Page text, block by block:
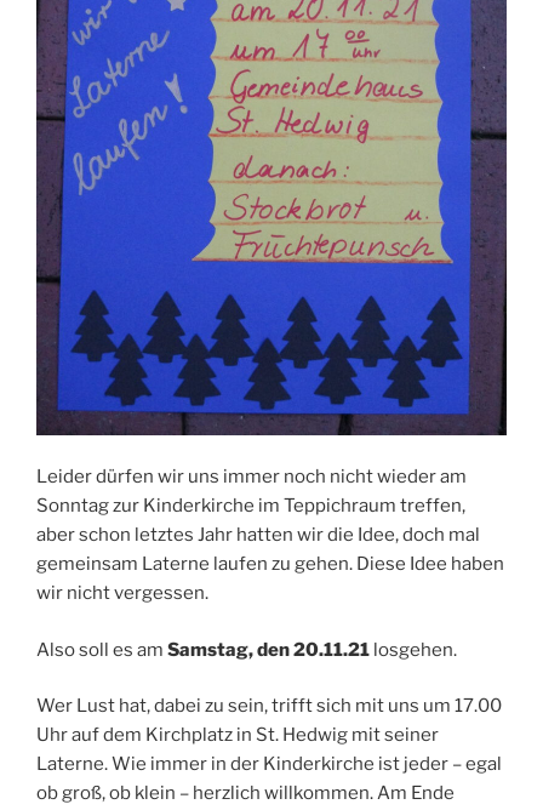
Leider dürfen wir uns immer noch nicht wieder am
Sonntag zur Kinderkirche im Teppichraum treffen,
aber schon letztes Jahr hatten wir die Idee, doch mal
gemeinsam Laterne laufen zu gehen. Diese Idee haben
wir nicht vergessen.
Also soll es am Samstag, den 20.11.21 losgehen.
Wer Lust hat, dabei zu sein, trifft sich mit uns um 17.00
Uhr auf dem Kirchplatz in St. Hedwig mit seiner
Laterne. Wie immer in der Kinderkirche ist jeder – egal
ob groß, ob klein – herzlich willkommen. Am Ende